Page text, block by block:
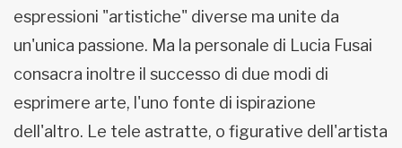
espressioni "artistiche" diverse ma unite da
un'unica passione. Ma la personale di Lucia Fusai
consacra inoltre il successo di due modi di
esprimere arte, l'uno fonte di ispirazione
dell'altro. Le tele astratte, o figurative dell'artista